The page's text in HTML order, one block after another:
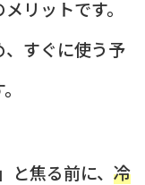
リットです。
すぐに使う予
と焦る前に、 冷